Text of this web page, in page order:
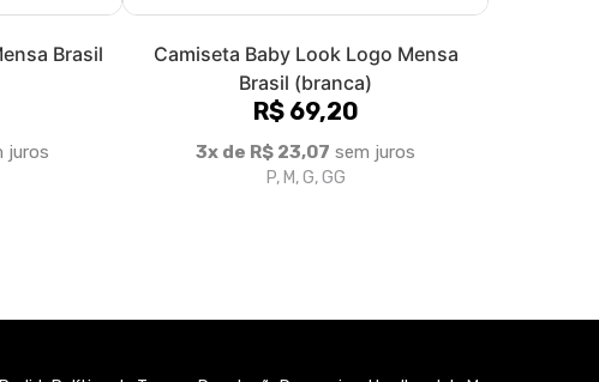
Brasil
juros
Camiseta Baby Look Logo Mensa
Brasil (branca)
R$ 69,20
3x de R$ 23,07 sem juros
P, M, G, GG